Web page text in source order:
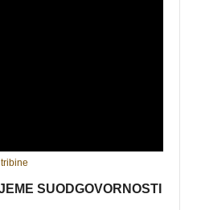
SUODGOVORNOSTI